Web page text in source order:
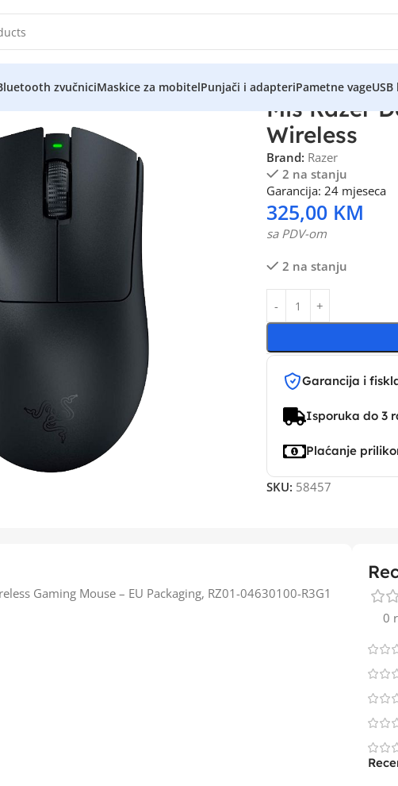
zvučniciMaskice za mobitelPunjači i adapteriPametne vage
Miš Razer
Wireless
Brand: Razer
2 na stanju
Garancija: 24 mjeseca
325,00 KM
sa PDV-om
2 na stanju
Garancija i
Isporuka do 3
Plaćanje
SKU: 58457
Gaming Mouse – EU Packaging, RZ01-04630100-R3G1
0